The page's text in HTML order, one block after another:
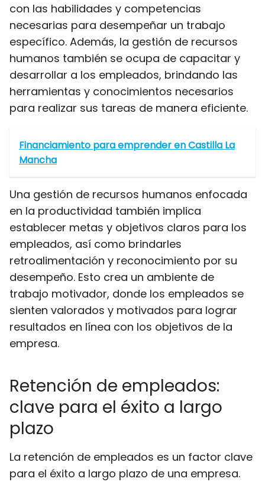
con las habilidades y competencias
necesarias para desempeñar un trabajo
específico. Además, la gestión de recursos
humanos también se ocupa de capacitar y
desarrollar a los empleados, brindando las
herramientas y conocimientos necesarios
para realizar sus tareas de manera eficiente.
Financiamiento para emprender en Castilla La
Mancha
Una gestión de recursos humanos enfocada
en la productividad también implica
establecer metas y objetivos claros para los
empleados, así como brindarles
retroalimentación y reconocimiento por su
desempeño. Esto crea un ambiente de
trabajo motivador, donde los empleados se
sienten valorados y motivados para lograr
resultados en línea con los objetivos de la
empresa.
Retención de empleados:
clave para el éxito a largo
plazo
La retención de empleados es un factor clave
para el éxito a largo plazo de una empresa.